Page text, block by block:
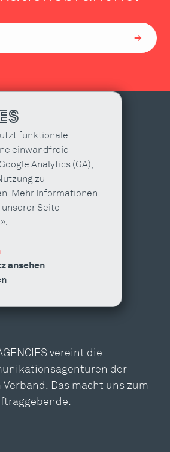
funktionale
einwandfreie
Analytics (GA),
zu
Mehr Informationen
Seite
ansehen
& PUBLIKATIONEN
vereint die
der
Das macht uns zum